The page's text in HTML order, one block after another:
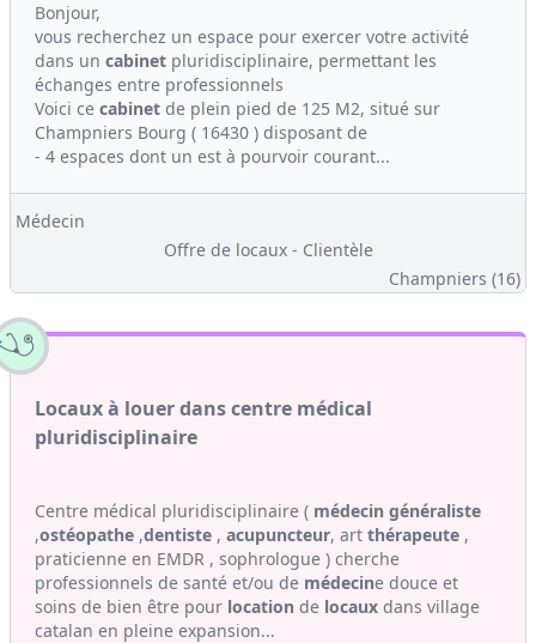
Bonjour,
vous recherchez un espace pour exercer votre activité
dans un cabinet pluridisciplinaire, permettant les
échanges entre professionnels
Voici ce cabinet de plein pied de 125 M2, situé sur
Champniers Bourg ( 16430 ) disposant de
- 4 espaces dont un est à pourvoir courant...
Médecin
Offre de locaux - Clientèle
Champniers (16)
Locaux à louer dans centre médical
pluridisciplinaire
Centre médical pluridisciplinaire ( médecin généraliste
,ostéopathe ,dentiste , acupuncteur, art thérapeute ,
praticienne en EMDR , sophrologue ) cherche
professionnels de santé et/ou de médecine douce et
soins de bien être pour location de locaux dans village
catalan en pleine expansion...